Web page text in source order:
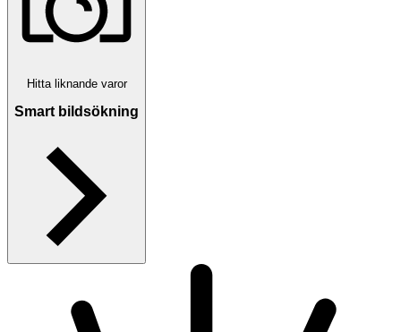
Hitta liknande varor
Smart bildsökning